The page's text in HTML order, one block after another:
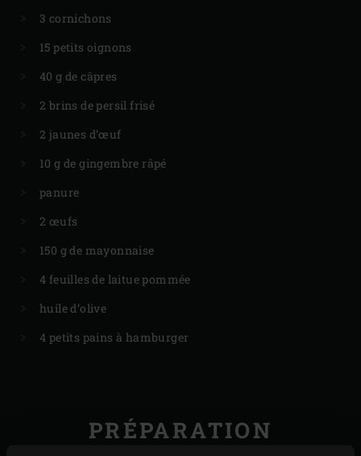
3 cornichons
15 petits oignons
40 g de câpres
2 brins de persil frisé
2 jaunes d’œuf
10 g de gingembre râpé
panure
2 œufs
150 g de mayonnaise
4 feuilles de laitue pommée
huile d’olive
4 petits pains à hamburger
PRÉPARATION